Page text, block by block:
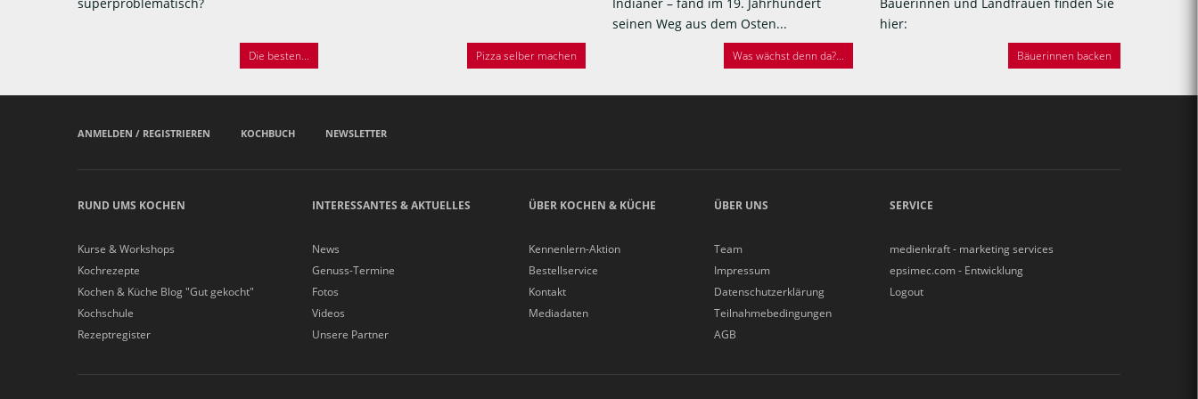
Die besten... Pizza selber machen
seinen Weg aus dem Osten...
Was wächst denn da?...
hier:
Bäuerinnen backen
ANMELDEN / REGISTRIEREN KOCHBUCH NEWSLETTER
RUND UMS KOCHEN
Kurse & Workshops
Kochrezepte
Kochen & Küche Blog "Gut gekocht"
Kochschule
Rezeptregister
INTERESSANTES & AKTUELLES
News
Genuss-Termine
Fotos
Videos
Unsere Partner
ÜBER KOCHEN & KÜCHE
Kennenlern-Aktion
Bestellservice
Kontakt
Mediadaten
ÜBER UNS
Team
Impressum
Datenschutzerklärung
Teilnahmebedingungen
AGB
SERVICE
medienkraft - marketing services
epsimec.com - Entwicklung
Logout